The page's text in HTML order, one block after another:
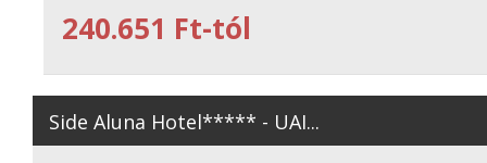
240.651 Ft-tól
Side Aluna Hotel***** - UAI...